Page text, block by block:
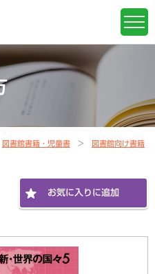
図書館書籍・児童書 図書館向け書籍
お気に入りに追加